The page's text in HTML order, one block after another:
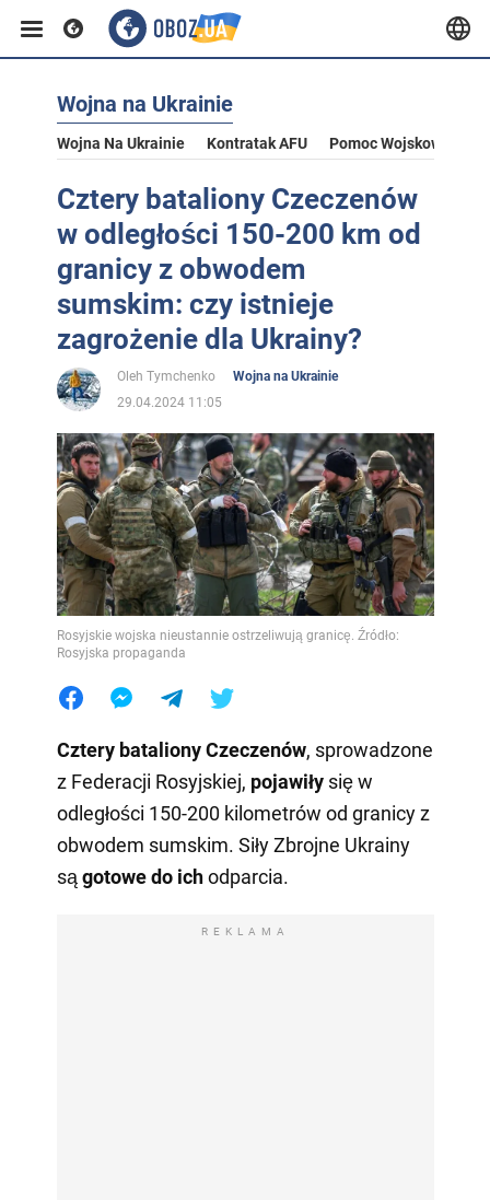
Wojna na Ukrainie
Wojna Na Ukrainie Kontratak AFU Pomoc Wojskowa Dla
Cztery bataliony Czeczenów
w odległości 150-200 km od
granicy z obwodem
sumskim: czy istnieje
zagrożenie dla Ukrainy?
Oleh Tymchenko
Wojna na Ukrainie
29.04.2024 11:05
Rosyjskie wojska nieustannie ostrzeliwują granicę. Źródło:
Rosyjska propaganda
Cztery bataliony Czeczenów, sprowadzone
z Federacji Rosyjskiej, pojawiły się w
odległości 150-200 kilometrów od granicy z
obwodem sumskim. Siły Zbrojne Ukrainy
sągotowe do ichodparcia.
REKLAMA